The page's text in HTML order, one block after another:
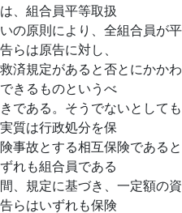
は、組合員平等取扱
いの原則により、全組合員が
告らは原告に対し、
救済規定があると否とにかか
できるものというべ
きである。そうでないとして
実質は行政処分を保
険事故とする相互保険である
ずれも組合員である
間、規定に基づき、一定額の
告らはいずれも保険